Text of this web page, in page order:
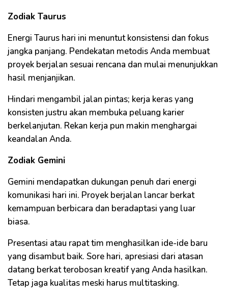
Zodiak Taurus
Energi Taurus hari ini menuntut konsistensi dan fokus
jangka panjang. Pendekatan metodis Anda membuat
proyek berjalan sesuai rencana dan mulai menunjukkan
hasil menjanjikan.
Hindari mengambil jalan pintas; kerja keras yang
konsisten justru akan membuka peluang karier
berkelanjutan. Rekan kerja pun makin menghargai
keandalan Anda.
Zodiak Gemini
Gemini mendapatkan dukungan penuh dari energi
komunikasi hari ini. Proyek berjalan lancar berkat
kemampuan berbicara dan beradaptasi yang luar
biasa.
Presentasi atau rapat tim menghasilkan ide-ide baru
yang disambut baik. Sore hari, apresiasi dari atasan
datang berkat terobosan kreatif yang Anda hasilkan.
Tetap jaga kualitas meski harus multitasking.